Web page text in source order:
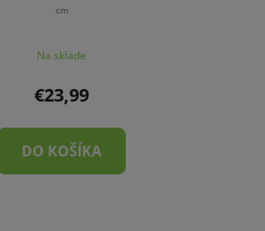
cm
Na sklade
€23,99
DO KOŠÍKA